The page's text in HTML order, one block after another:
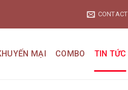
CONTACT
MẠI COMBO TIN TỨC